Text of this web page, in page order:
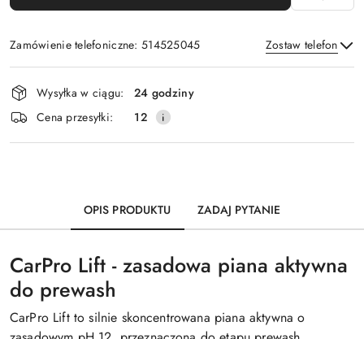
Zamówienie telefoniczne: 514525045 Zostaw telefon
Wyślij
Dostępność
i
dostawa
Wysyłka w ciągu:
24 godziny
Cena przesyłki:
12
OPIS PRODUKTU ZADAJ PYTANIE
CarPro Lift - zasadowa piana aktywna
do prewash
CarPro Lift to silnie skoncentrowana piana aktywna o